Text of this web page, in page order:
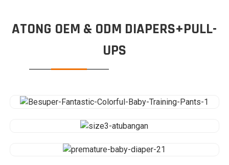
ATONG OEM & ODM DIAPERS+PULL-
UPS